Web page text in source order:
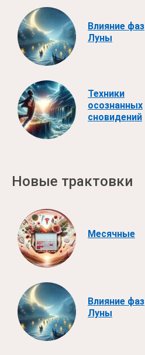
Влияние фаз
Луны
Техники
осознанных
сновидений
Новые трактовки
Месячные
Влияние фаз
Луны